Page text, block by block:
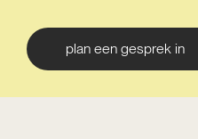
plan een gesprek in